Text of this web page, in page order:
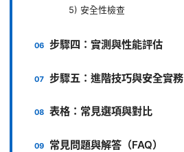
5) 安全性檢查
步驟四：實測與性能評估
步驟五：進階技巧與安全實務
表格：常見選項與對比
常見問題與解答（FAQ）